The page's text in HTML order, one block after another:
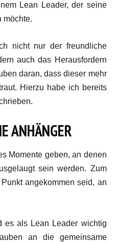
Lean Leader, der seine
möchte.
nicht nur der freundliche
auch das Herausfordern
daran, dass dieser mehr
Hierzu habe ich bereits
ANHÄNGER
Momente geben, an denen
sein werden. Zum
angekommen seid, an
es als Lean Leader wichtig
an die gemeinsame